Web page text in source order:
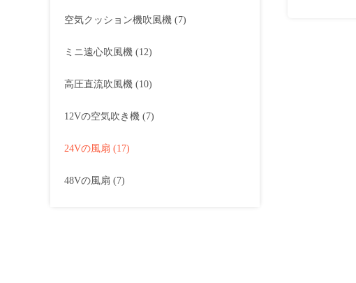
空気クッション機吹風機 (7)
ミニ遠心吹風機 (12)
高圧直流吹風機 (10)
12Vの空気吹き機 (7)
24Vの風扇 (17)
48Vの風扇 (7)